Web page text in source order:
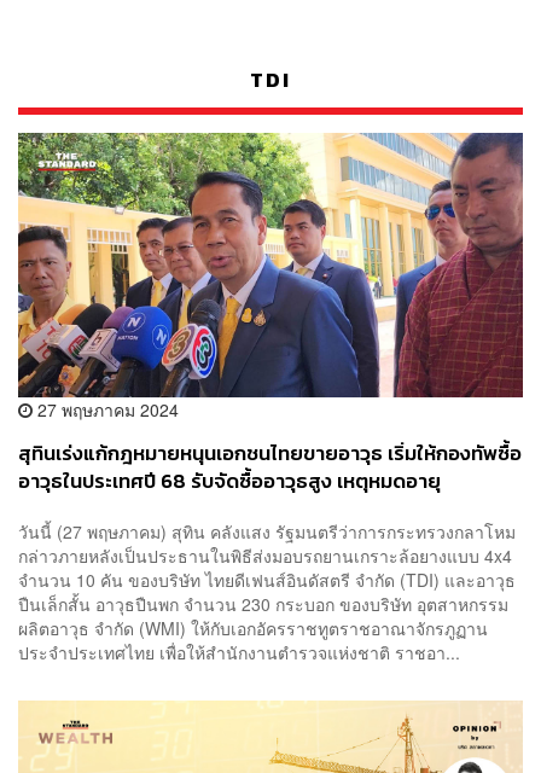
TDI
27 พฤษภาคม 2024
สุทินเร่งแก้กฎหมายหนุนเอกชนไทยขายอาวุธ เริ่มให้กองทัพซื้อ
อาวุธในประเทศปี 68 รับจัดซื้ออาวุธสูง เหตุหมดอายุ
วันนี้ (27 พฤษภาคม) สุทิน คลังแสง รัฐมนตรีว่าการกระทรวงกลาโหม
กล่าวภายหลังเป็นประธานในพิธีส่งมอบรถยานเกราะล้อยางแบบ 4x4
จำนวน 10 คัน ของบริษัท ไทยดีเฟนส์อินดัสตรี จำกัด (TDI) และอาวุธ
ปืนเล็กสั้น อาวุธปืนพก จำนวน 230 กระบอก ของบริษัท อุตสาหกรรม
ผลิตอาวุธ จำกัด (WMI) ให้กับเอกอัครราชทูตราชอาณาจักรภูฏาน
ประจำประเทศไทย เพื่อให้สำนักงานตำรวจแห่งชาติ ราชอา...